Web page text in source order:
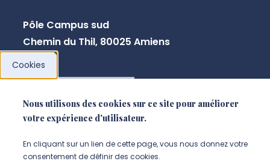
Pôle Campus sud
Chemin du Thil, 80025 Amiens
Cookies
Nous utilisons des cookies sur ce site pour améliorer
votre expérience d'utilisateur.
En cliquant sur un lien de cette page, vous nous donnez votre
consentement de définir des cookies.